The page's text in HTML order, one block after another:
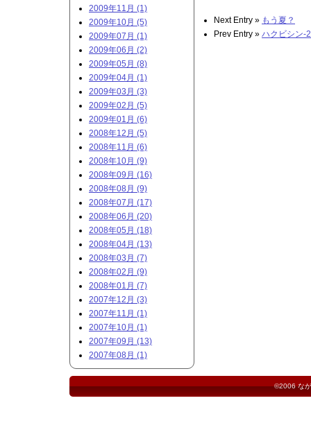
Next Entry » もう夏？
Prev Entry » ハクビシン-2
2009年11月 (1)
2009年10月 (5)
2009年07月 (1)
2009年06月 (2)
2009年05月 (8)
2009年04月 (1)
2009年03月 (3)
2009年02月 (5)
2009年01月 (6)
2008年12月 (5)
2008年11月 (6)
2008年10月 (9)
2008年09月 (16)
2008年08月 (9)
2008年07月 (17)
2008年06月 (20)
2008年05月 (18)
2008年04月 (13)
2008年03月 (7)
2008年02月 (9)
2008年01月 (7)
2007年12月 (3)
2007年11月 (1)
2007年10月 (1)
2007年09月 (13)
2007年08月 (1)
©2006な